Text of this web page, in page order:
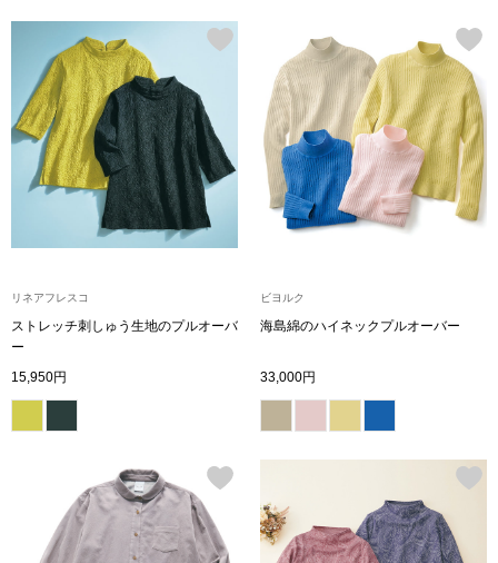
ランド
集
すべて見る
和装
和装小物
その他
ザ･ノース･フ
ヘリーハンセン
リネアフレスコ
ストレッチ刺しゅう生地のプルオーバ
ー
15,950円
ビヨルク
海島綿のハイネックプルオーバー
33,000円